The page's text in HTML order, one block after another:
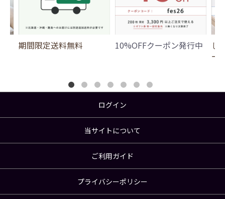
期間限定送料無料 10%OFFクーポン発行中
じ
ー
ログイン
当サイトについて
ご利用ガイド
プライバシーポリシー